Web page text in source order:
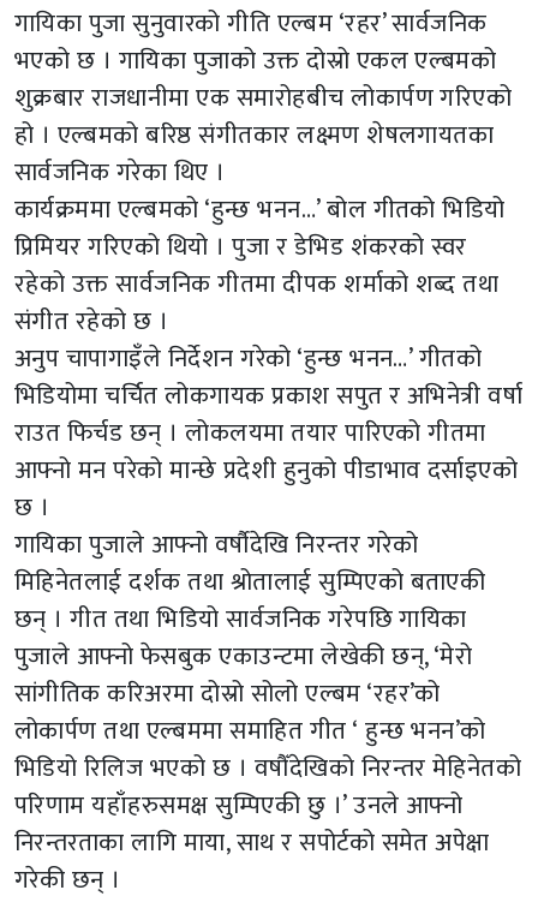
गायिका पुजा सुनुवारको गीति एल्बम ‘रहर’ सार्वजनिक
भएको छ । गायिका पुजाको उक्त दोस्रो एकल एल्बमको
शुक्रबार राजधानीमा एक समारोहबीच लोकार्पण गरिएको
हो । एल्बमको बरिष्ठ संगीतकार लक्ष्मण शेषलगायतका
सार्वजनिक गरेका थिए ।
कार्यक्रममा एल्बमको ‘हुन्छ भनन…’ बोल गीतको भिडियो
प्रिमियर गरिएको थियो । पुजा र डेभिड शंकरको स्वर
रहेको उक्त सार्वजनिक गीतमा दीपक शर्माको शब्द तथा
संगीत रहेको छ ।
अनुप चापागाइँले निर्देशन गरेको ‘हुन्छ भनन…’ गीतको
भिडियोमा चर्चित लोकगायक प्रकाश सपुत र अभिनेत्री वर्षा
राउत फिर्चड छन् । लोकलयमा तयार पारिएको गीतमा
आफ्नो मन परेको मान्छे प्रदेशी हुनुको पीडाभाव दर्साइएको
छ ।
गायिका पुजाले आफ्नो वर्षौदेखि निरन्तर गरेको
मिहिनेतलाई दर्शक तथा श्रोतालाई सुम्पिएको बताएकी
छन् । गीत तथा भिडियो सार्वजनिक गरेपछि गायिका
पुजाले आफ्नो फेसबुक एकाउन्टमा लेखेकी छन्, ‘मेरो
सांगीतिक करिअरमा दोस्रो सोलो एल्बम ‘रहर’को
लोकार्पण तथा एल्बममा समाहित गीत ‘ हुन्छ भनन’को
भिडियो रिलिज भएको छ । वषौँदेखिको निरन्तर मेहिनेतको
परिणाम यहाँहरुसमक्ष सुम्पिएकी छु ।’ उनले आफ्नो
निरन्तरताका लागि माया, साथ र सपोर्टको समेत अपेक्षा
गरेकी छन् ।